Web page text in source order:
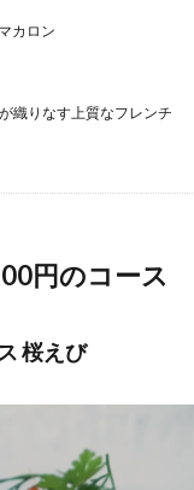
カロン
織りなす上質なフレンチ
円のコース
桜えび